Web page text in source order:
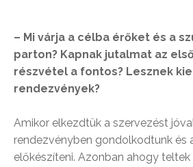
– Mi várja a célba érőket és a
parton? Kapnak jutalmat az
részvétel a fontos? Lesznek
rendezvények?
Amikor elkezdtük a szervezést
rendezvényben gondolkodtunk és
előkészíteni. Azonban ahogy teltek